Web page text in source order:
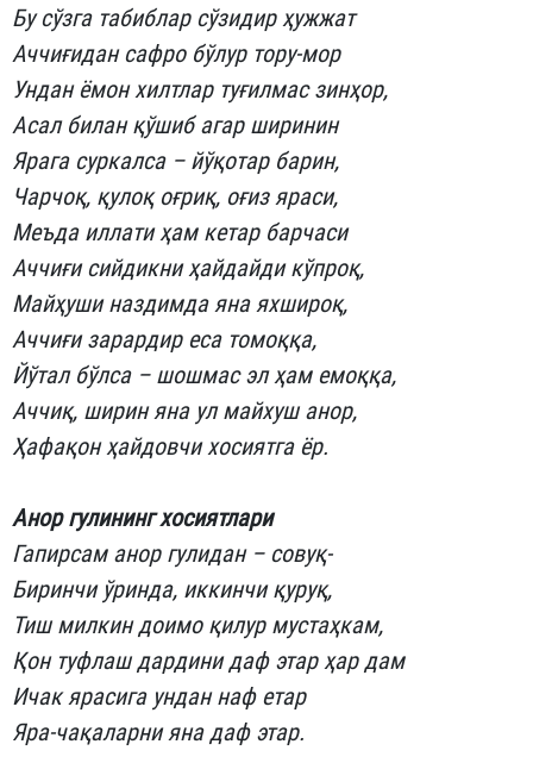
Бу сўзга табиблар сўзидир ҳужжат
Аччиғидан сафро бўлур тору-мор
Ундан ёмон хилтлар туғилмас зинҳор,
Асал билан қўшиб агар ширинин
Ярага суркалса – йўқотар барин,
Чарчоқ, қулоқ оғриқ, оғиз яраси,
Меъда иллати ҳам кетар барчаси
Аччиғи сийдикни ҳайдайди кўпроқ,
Майҳуши наздимда яна яхшироқ,
Аччиғи зарардир еса томоққа,
Йўтал бўлса – шошмас эл ҳам емоққа,
Аччиқ, ширин яна ул майхуш анор,
Ҳафақон ҳайдовчи хосиятга ёр.
Анор гулининг хосиятлари
Гапирсам анор гулидан – совуқ-
Биринчи ўринда, иккинчи қуруқ,
Тиш милкин доимо қилур мустаҳкам,
Қон туфлаш дардини даф этар ҳар дам
Ичак ярасига ундан наф етар
Яра-чақаларни яна даф этар.